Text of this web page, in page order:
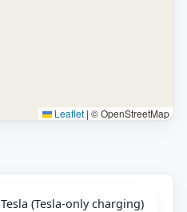
Leaflet | © OpenStreetMap
Tesla (Tesla-only charging)